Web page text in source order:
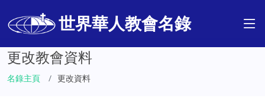
世界華人教會名錄
更改教會資料
名錄主頁 更改資料